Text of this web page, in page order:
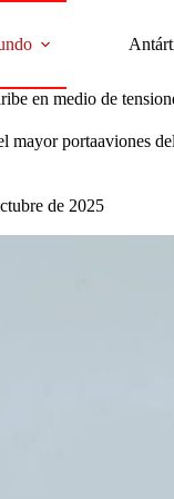
en medio de
portaaviones
de 2025